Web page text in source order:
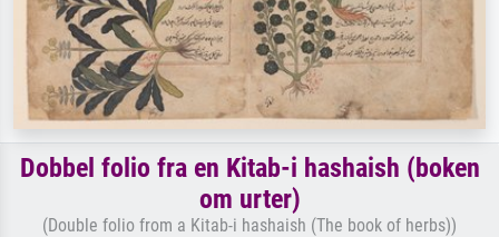
Dobbel folio fra en Kitab-i hashaish (boken
om urter)
(Double folio from a Kitab-i hashaish (The book of herbs))